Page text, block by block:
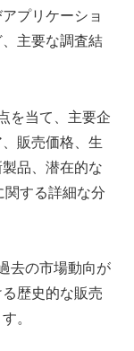
プリケーショ
主要な調査結
を当て、主要企
販売価格、生
品、潜在的な
関する詳細な分
去の市場動向が
歴史的な販売
。